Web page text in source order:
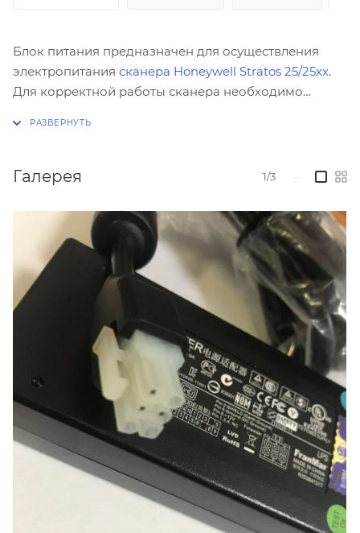
Блок питания предназначен для осуществления
электропитания сканера Honeywell Stratos 25/25xx.
Для корректной работы сканера необходимо
Галерея 1/3